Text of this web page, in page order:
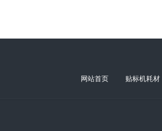
网站首页 贴标机耗材